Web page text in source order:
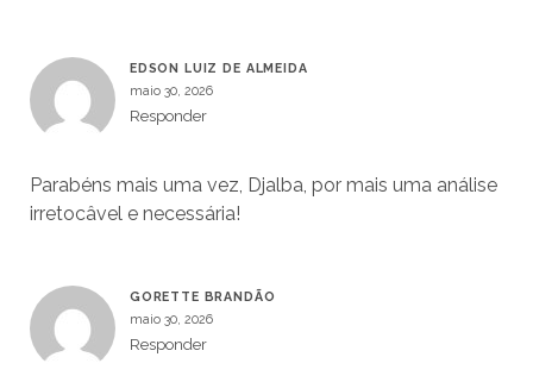
EDSON LUIZ DE ALMEIDA
maio 30, 2026
Responder
Parabéns mais uma vez, Djalba, por mais uma análise
irretocâvel e necessária!
GORETTE BRANDÃO
maio 30, 2026
Responder